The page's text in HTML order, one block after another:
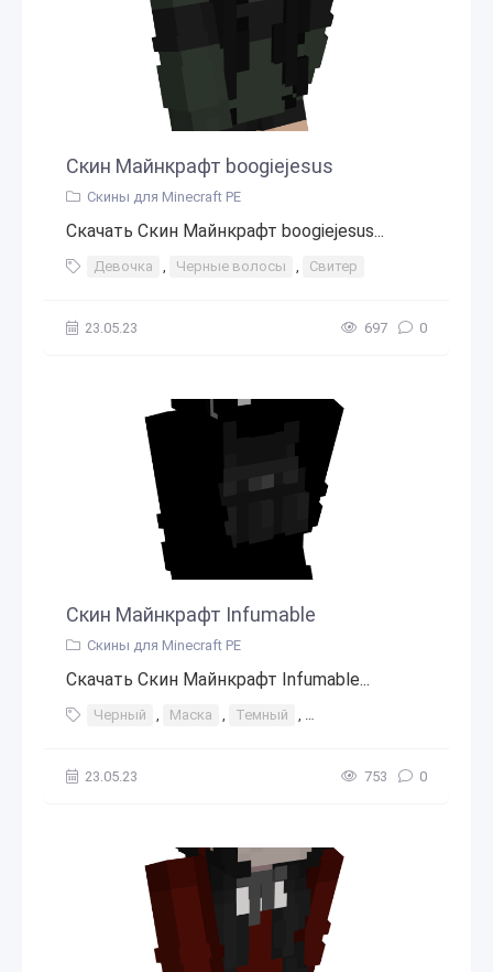
Скин Майнкрафт boogiejesus
Скины для Minecraft PE
Скачать Скин Майнкрафт boogiejesus...
Девочка , Черные волосы , Свитер
23.05.23 697 0
Скин Майнкрафт Infumable
Скины для Minecraft PE
Скачать Скин Майнкрафт Infumable...
Черный , Маска , Темный , Черные волосы
23.05.23 753 0